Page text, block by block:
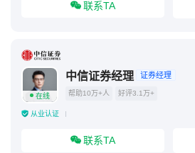
联系TA
在线
中信证券经理 证券经理
帮助10万+人 好评3.1万+
从业认证
联系TA